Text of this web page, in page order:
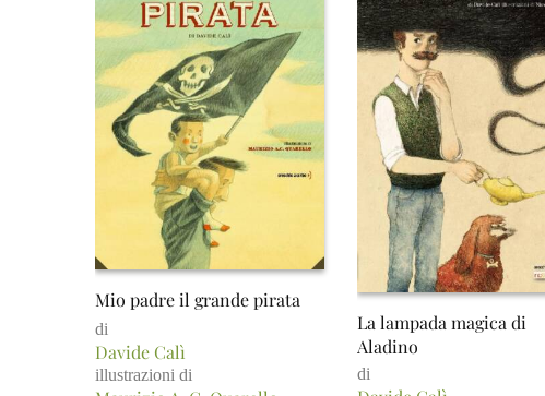
Mio padre il grande pirata
di
Davide Calì
illustrazioni di
La lampada magica di
Aladino
di